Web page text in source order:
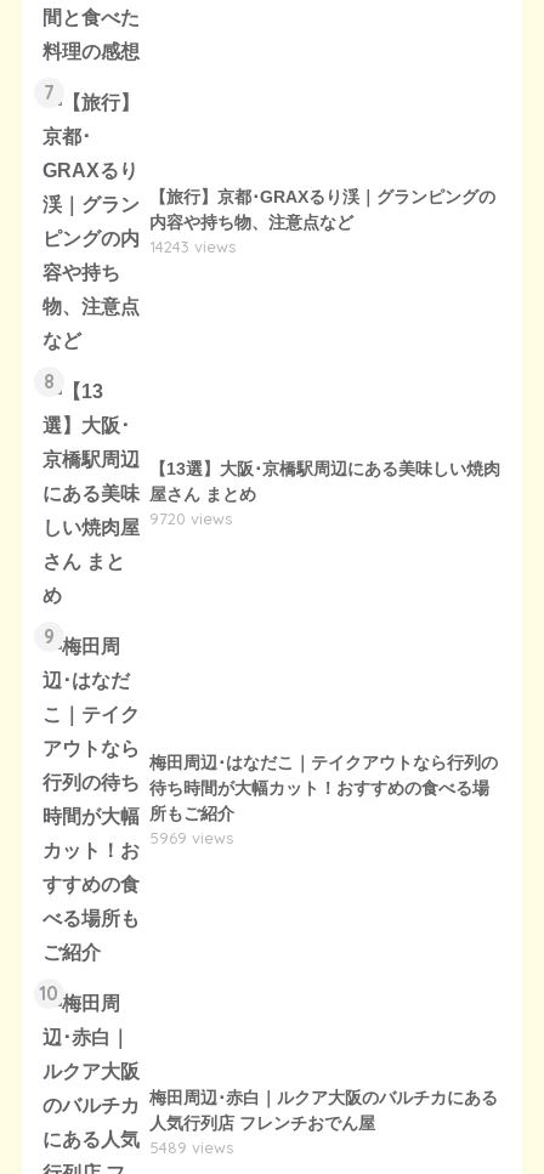
7
【旅行】京都･GRAXるり渓｜グランピングの
内容や持ち物、注意点など
14243 views
8
【13選】大阪･京橋駅周辺にある美味しい焼肉
屋さん まとめ
9720 views
9
梅田周辺･はなだこ｜テイクアウトなら行列の
待ち時間が大幅カット！おすすめの食べる場
所もご紹介
5969 views
10
梅田周辺･赤白｜ルクア大阪のバルチカにある
人気行列店 フレンチおでん屋
5489 views